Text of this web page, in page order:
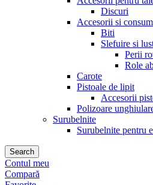
Discuri
Accesorii si
Biti
Slefuire si
Perii
Role
Carote
Pistoale de lipit
Accesorii
Polizoare
Surubelnite
Surubelnite pentru
Search
Contul meu
Compară